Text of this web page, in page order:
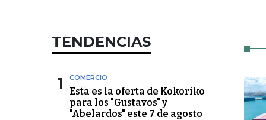
TENDENCIAS
1 COMERCIO
Esta es la oferta de Kokoriko
para los "Gustavos" y
"Abelardos" este 7 de agosto